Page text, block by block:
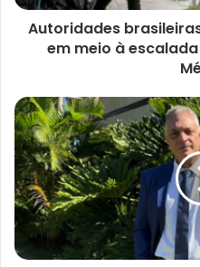
Autoridades
em meio à